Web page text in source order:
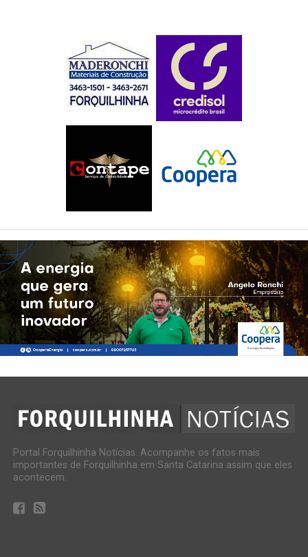
Portal Forquilhinha Notícias. Acompanhe os fatos mais
importantes de Forquilhinha em Santa Catarina assim que eles
acontecem.